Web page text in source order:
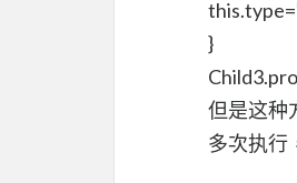
}
但是这种
多次执行